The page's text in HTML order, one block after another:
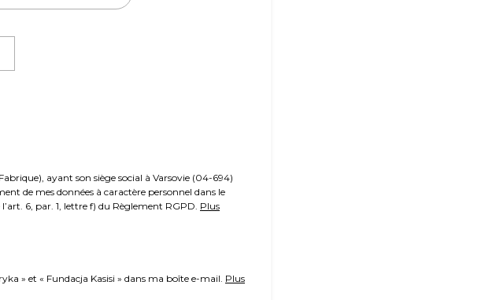
de mes données à caractère personnel dans le
6, par. 1, lettre f) du Règlement RGPD. Plus
» et « Fundacja Kasisi » dans ma boîte e-mail. Plus